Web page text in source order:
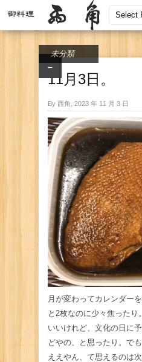
←
未分類
11月3日。
By 西角, 2023 年 11 月 3 日
月が変わってカレンダー
と2枚なのに少々焦ったり
いいけれど、文化の日に
どやの、と思ったり。で
ええやん、て思えるのは